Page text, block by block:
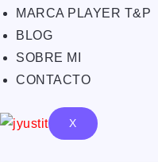
MARCA PLAYER T&P
BLOG
SOBRE MI
CONTACTO
X